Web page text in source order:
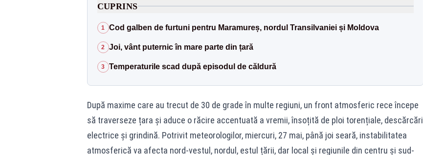
CUPRINS
1 Cod galben de furtuni pentru Maramureș, nordul Transilvaniei și Moldova
2 Joi, vânt puternic în mare parte din țară
3 Temperaturile scad după episodul de căldură
După maxime care au trecut de 30 de grade în multe regiuni, un front atmosferic rece începe
să traverseze țara și aduce o răcire accentuată a vremii, însoțită de ploi torențiale, descărcări
electrice și grindină. Potrivit meteorologilor, miercuri, 27 mai, până joi seară, instabilitatea
atmosferică va afecta nord-vestul, nordul, estul țării, dar local și regiunile din centru și sud-